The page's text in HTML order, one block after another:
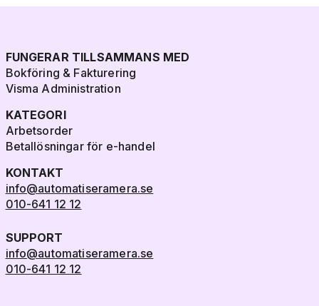
FUNGERAR TILLSAMMANS MED
Bokföring & Fakturering
Visma Administration
KATEGORI
Arbetsorder
Betallösningar för e-handel
KONTAKT
info@automatiseramera.se
010-641 12 12
SUPPORT
info@automatiseramera.se
010-641 12 12